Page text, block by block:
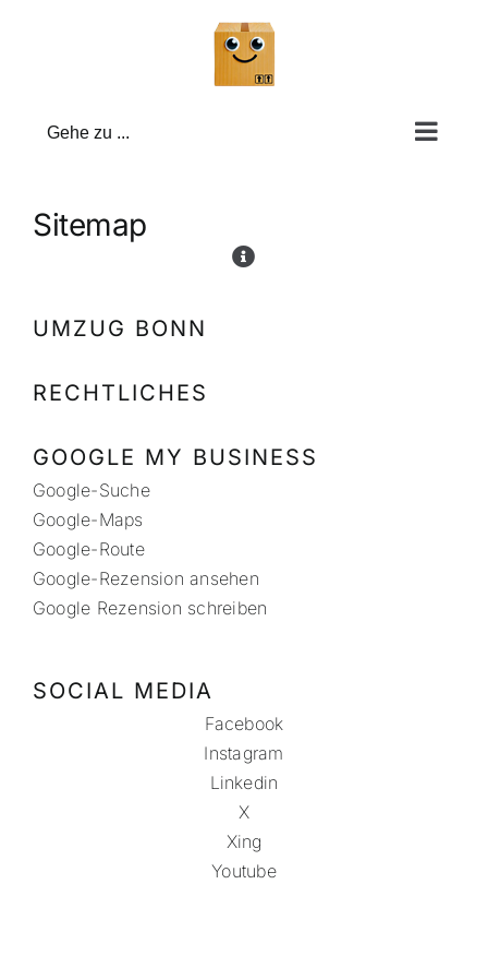
Gehe zu ...
Sitemap
UMZUG BONN
RECHTLICHES
GOOGLE MY BUSINESS
Google-Suche
Google-Maps
Google-Route
Google-Rezension ansehen
Google Rezension schreiben
SOCIAL MEDIA
Facebook
Instagram
Linkedin
X
Xing
Youtube